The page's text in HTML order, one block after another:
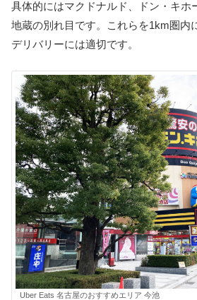
具体的にはマクドナルド、ドン・キホ
地蔵の別れ目です。これらを1km圏内
デリバリーには適切です。
Uber Eats 名古屋のおすすめエリア 今池